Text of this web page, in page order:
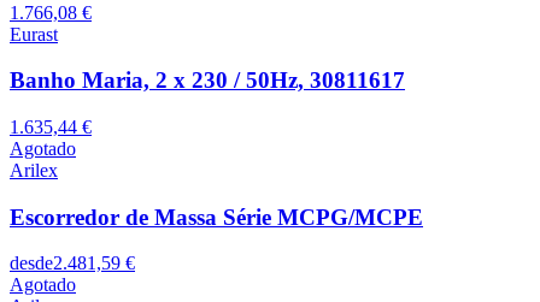
1.766,08 €
Eurast
Banho Maria, 2 x 230 / 50Hz, 30811617
1.635,44 €
Agotado
Arilex
Escorredor de Massa Série MCPG/MCPE
desde2.481,59 €
Agotado